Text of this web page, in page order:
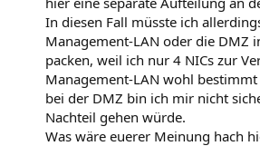
In diesen Fall müsste ich
Management-LAN oder die DMZ
packen, weil ich nur 4 NICs zur
Management-LAN wohl
bei der DMZ bin ich mir nicht
Nachteil gehen würde.
Was wäre euerer Meinung hach